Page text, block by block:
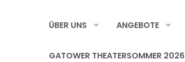
ÜBER UNS ANGEBOTE
GATOWER THEATERSOMMER 2026